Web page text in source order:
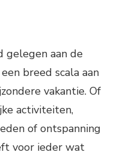
gelegen aan de
breed scala aan
vakantie. Of
activiteiten,
of ontspanning
voor ieder wat